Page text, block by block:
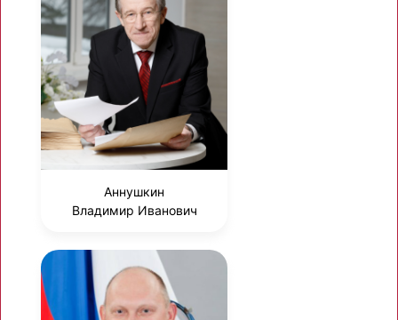
Аннушкин
Владимир Иванович